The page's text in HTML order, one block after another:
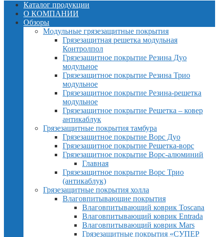
Каталог продукции
О КОМПАНИИ
Обзоры
Модульные грязезащитные покрытия
Грязезащитная решетка модульная
Контролпол
Грязезащитное покрытие Резина Дуо
модульное
Грязезащитное покрытие Резина Трио
модульное
Грязезащитное покрытие Резина-решетка
модульное
Грязезащитное покрытие Решетка – ковер
антикаблук
Грязезащитные покрытия тамбура
Грязезащитное покрытие Ворс Дуо
Грязезащитное покрытие Решетка-ворс
Грязезащитное покрытие Ворс-алюминий
Главная
Грязезащитное покрытие Ворс Трио
(антикаблук)
Грязезащитные покрытия холла
Влаговпитывающие покрытия
Влаговпитывающий коврик Toscana
Влаговпитывающий коврик Entrada
Влаговпитывающий коврик Mars
Грязезащитные покрытия «СУПЕР